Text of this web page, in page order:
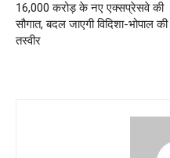
16,000 करोड़ के नए एक्सप्रेसवे की
सौगात, बदल जाएगी विदिशा-भोपाल की
तस्वीर